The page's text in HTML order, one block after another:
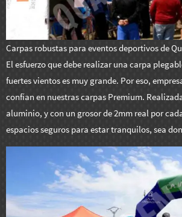
Carpas robustas para eventos deportivos de
El esfuerzo que debe realizar una carpa
fuertes vientos es muy grande. Por eso,
confían en nuestras carpas Premium.
aluminio, y con un grosor de 2mm real por
espacios seguros para estar tranquilos, sea